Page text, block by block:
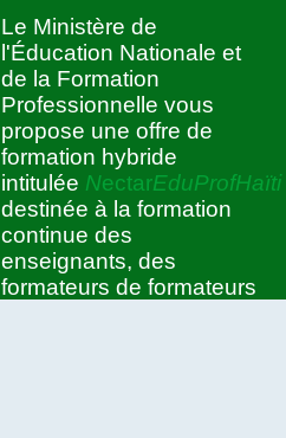
Le Ministère de
l'Éducation Nationale et
de la Formation
Professionnelle vous
propose une offre de
formation hybride
intitulée NectarEduProfHaïti
destinée à la formation
continue des
enseignants, des
formateurs de formateurs